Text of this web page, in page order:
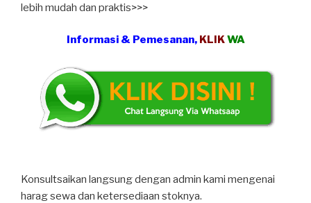
lebih mudah dan praktis>>>
Informasi & Pemesanan, KLIKWA
Konsultsaikan langsung dengan admin kami mengenai
harag sewa dan ketersediaan stoknya.